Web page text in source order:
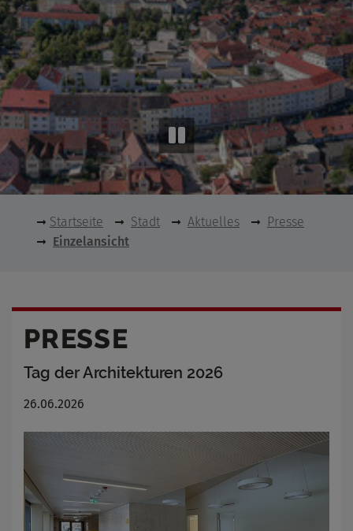
Startseite Stadt Aktuelles
Presse
Einzelansicht
PRESSE
Tag der Architekturen 2026
26.06.2026